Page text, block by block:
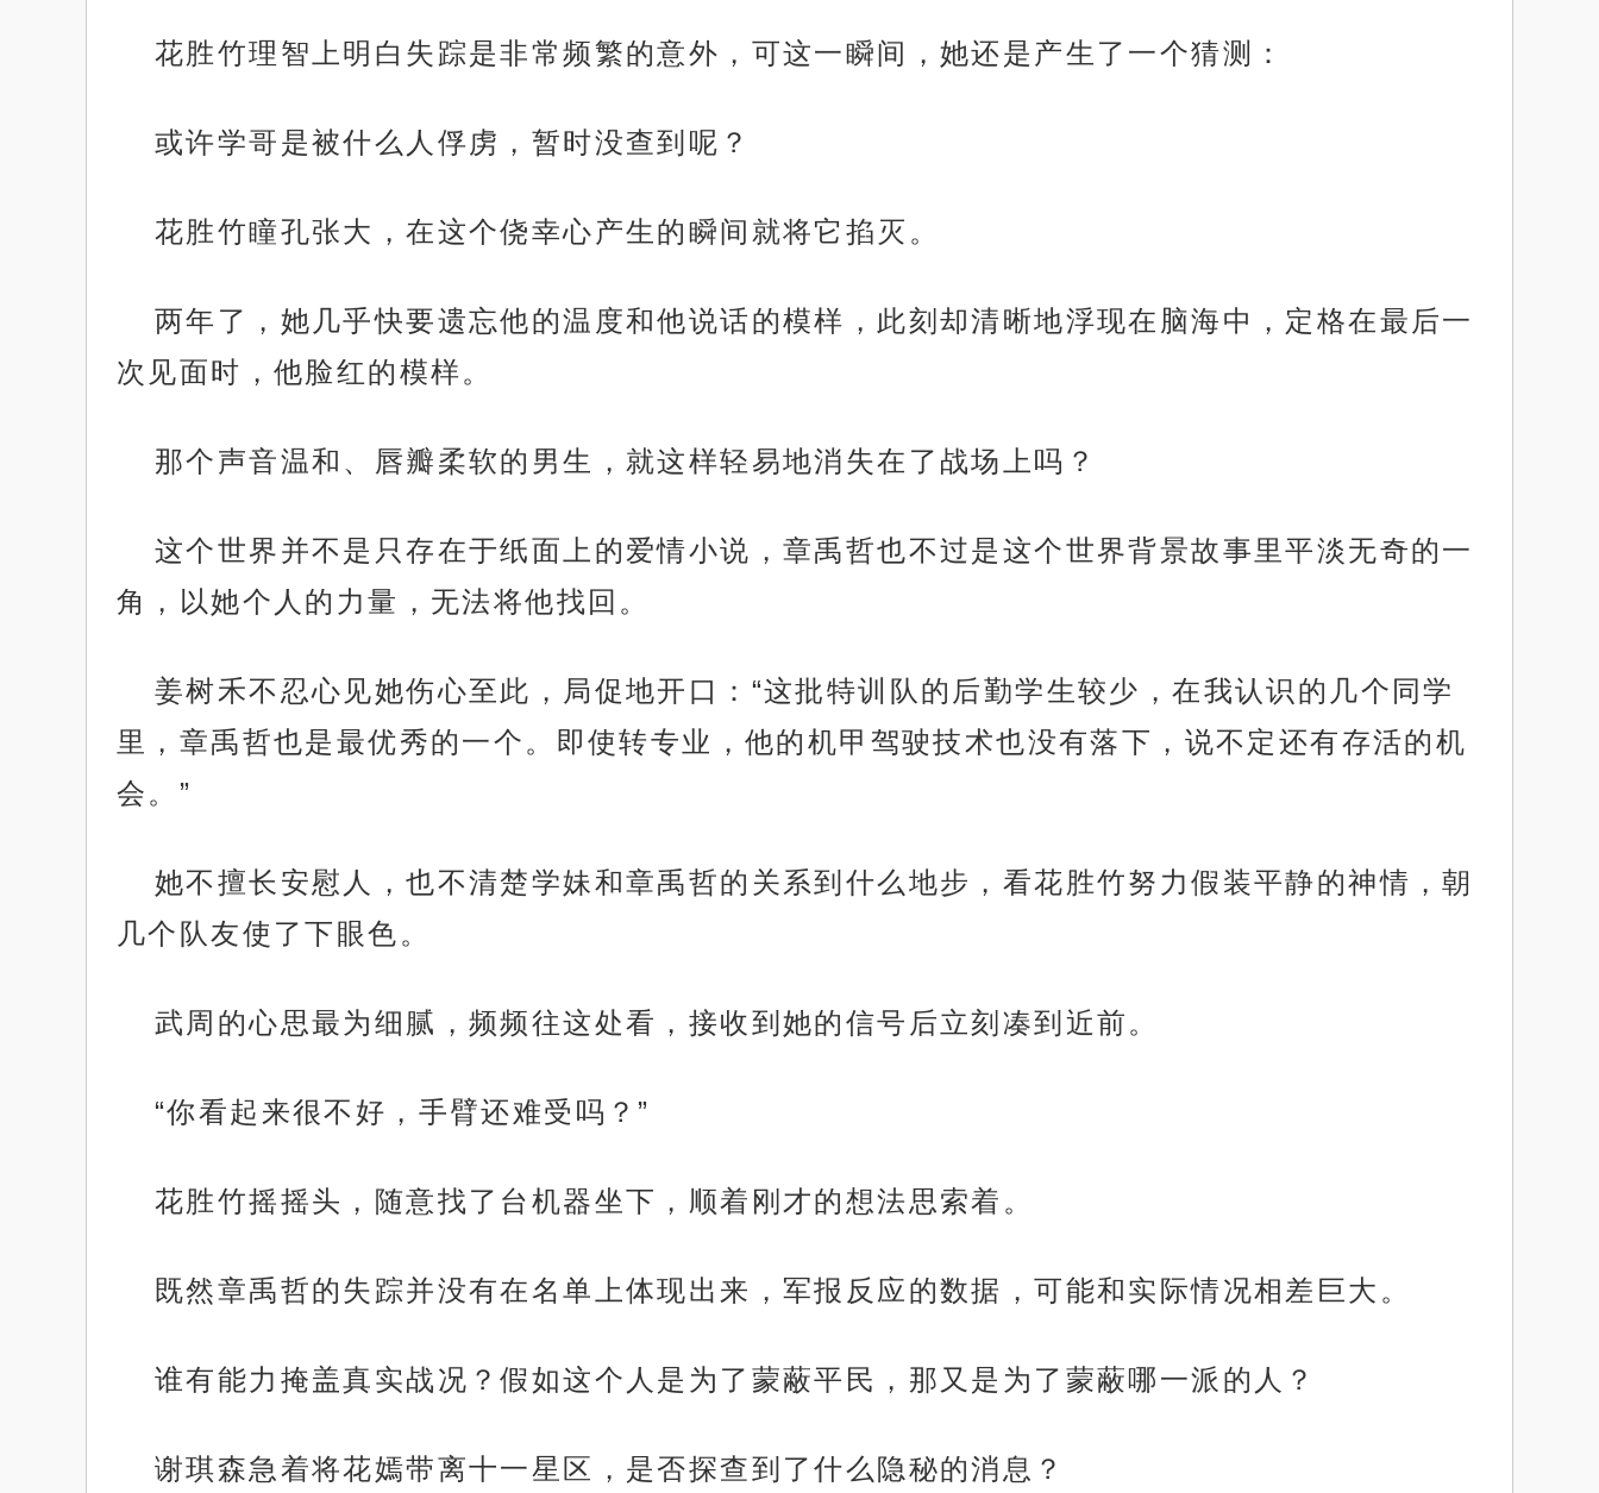
花胜竹理智上明白失踪是非常频繁的意外，可这一瞬间，她还是产生了一个猜测：
或许学哥是被什么人俘虏，暂时没查到呢？
花胜竹瞳孔张大，在这个侥幸心产生的瞬间就将它掐灭。
两年了，她几乎快要遗忘他的温度和他说话的模样，此刻却清晰地浮现在脑海中，定格在最后一
次见面时，他脸红的模样。
那个声音温和、唇瓣柔软的男生，就这样轻易地消失在了战场上吗？
这个世界并不是只存在于纸面上的爱情小说，章禹哲也不过是这个世界背景故事里平淡无奇的一
角，以她个人的力量，无法将他找回。
姜树禾不忍心见她伤心至此，局促地开口：“这批特训队的后勤学生较少，在我认识的几个同学
里，章禹哲也是最优秀的一个。即使转专业，他的机甲驾驶技术也没有落下，说不定还有存活的机
会。”
她不擅长安慰人，也不清楚学妹和章禹哲的关系到什么地步，看花胜竹努力假装平静的神情，朝
几个队友使了下眼色。
武周的心思最为细腻，频频往这处看，接收到她的信号后立刻凑到近前。
“你看起来很不好，手臂还难受吗？”
花胜竹摇摇头，随意找了台机器坐下，顺着刚才的想法思索着。
既然章禹哲的失踪并没有在名单上体现出来，军报反应的数据，可能和实际情况相差巨大。
谁有能力掩盖真实战况？假如这个人是为了蒙蔽平民，那又是为了蒙蔽哪一派的人？
谢琪森急着将花嫣带离十一星区，是否探查到了什么隐秘的消息？